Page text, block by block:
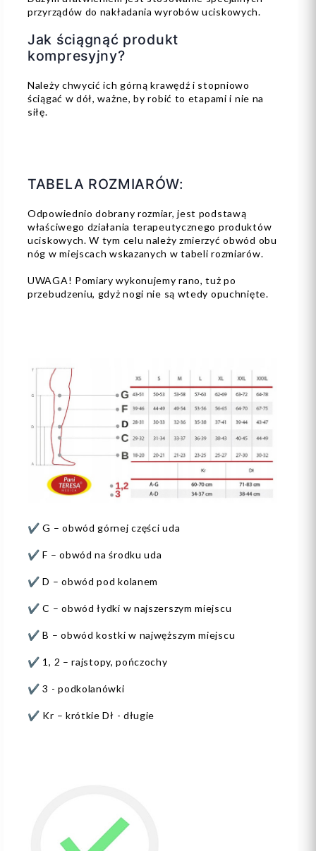
przyrządów do nakładania wyrobów uciskowych.
Jak ściągnąć produkt
kompresyjny?
Należy chwycić ich górną krawędź i stopniowo
ściągać w dół, ważne, by robić to etapami i nie na
siłę.
TABELA ROZMIARÓW:
Odpowiednio dobrany rozmiar, jest podstawą
właściwego działania terapeutycznego produktów
uciskowych. W tym celu należy zmierzyć obwód obu
nóg w miejscach wskazanych w tabeli rozmiarów.
UWAGA! Pomiary wykonujemy rano, tuż po
przebudzeniu, gdyż nogi nie są wtedy opuchnięte.
✔️ G – obwód górnej części uda
✔️ F – obwód na środku uda
✔️ D – obwód pod kolanem
✔️ C – obwód łydki w najszerszym miejscu
✔️ B – obwód kostki w najwęższym miejscu
✔️ 1, 2 – rajstopy, pończochy
✔️ 3 - podkolanówki
✔️ Kr – krótkie Dł - długie